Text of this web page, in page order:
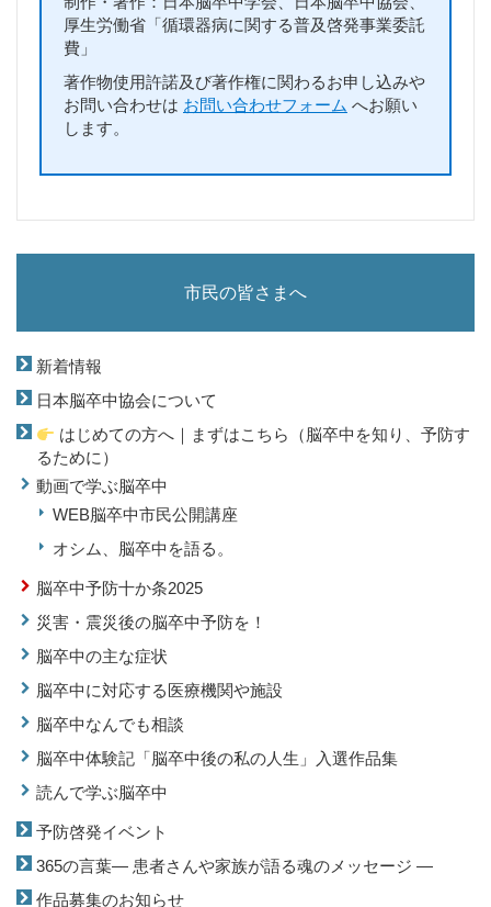
厚生労働省「循環器病に関する普及啓発事業委託
費」
著作物使用許諾及び著作権に関わるお申し込みや
お問い合わせは お問い合わせフォーム へお願い
します。
市民の皆さまへ
新着情報
日本脳卒中協会について
はじめての方へ｜まずはこちら（脳卒中を知り、予防す
るために）
動画で学ぶ脳卒中
WEB脳卒中市民公開講座
オシム、脳卒中を語る。
脳卒中予防十か条2025
災害・震災後の脳卒中予防を！
脳卒中の主な症状
脳卒中に対応する医療機関や施設
脳卒中なんでも相談
脳卒中体験記「脳卒中後の私の人生」入選作品集
読んで学ぶ脳卒中
予防啓発イベント
365の言葉― 患者さんや家族が語る魂のメッセージ ―
作品募集のお知らせ